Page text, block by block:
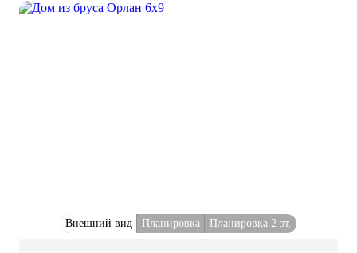
Внешний вид Планировка Планировка 2 эт.